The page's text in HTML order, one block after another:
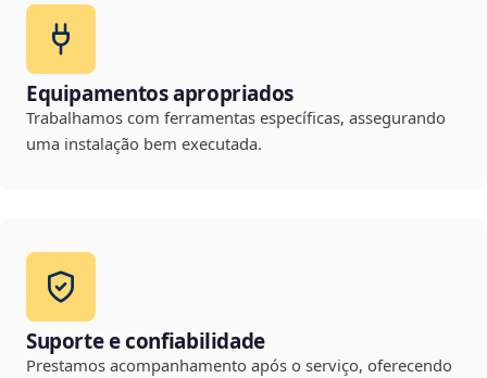
Equipamentos apropriados
Trabalhamos com ferramentas específicas, assegurando
uma instalação bem executada.
Suporte e confiabilidade
Prestamos acompanhamento após o serviço, oferecendo